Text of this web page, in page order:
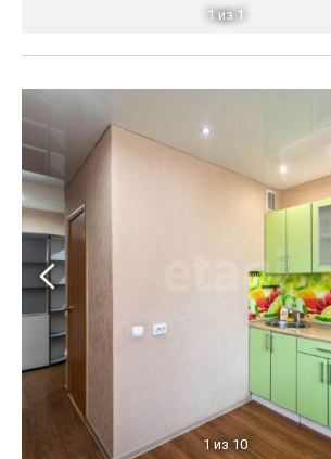
1 из 1
1 из 10